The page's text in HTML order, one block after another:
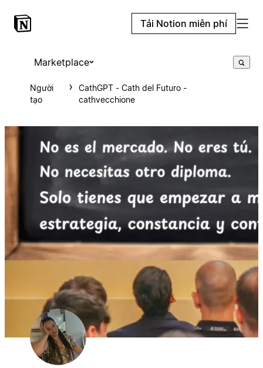
Tải Notion miễn phí
Marketplace
Người
tạo
CathGPT - Cath del Futuro -
cathvecchione